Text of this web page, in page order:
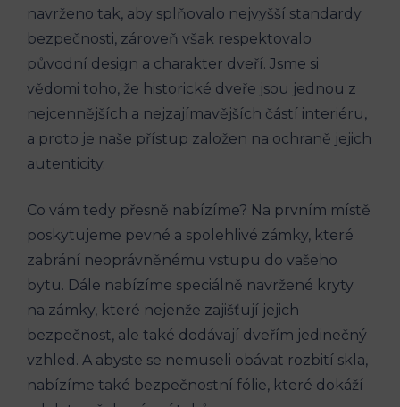
navrženo tak, aby splňovalo nejvyšší standardy
bezpečnosti, zároveň však respektovalo
původní design a charakter dveří. Jsme si
vědomi toho, že historické dveře jsou jednou z
nejcennějších a nejzajímavějších částí interiéru,
a proto je naše přístup založen na ochraně jejich
autenticity.
Co vám tedy přesně nabízíme? Na prvním místě
poskytujeme pevné a spolehlivé zámky, které
zabrání neoprávněnému vstupu do vašeho
bytu. Dále nabízíme speciálně navržené kryty
na zámky, které nejenže zajišťují jejich
bezpečnost, ale také dodávají dveřím jedinečný
vzhled. A abyste se nemuseli obávat rozbití skla,
nabízíme také bezpečnostní fólie, které dokáží